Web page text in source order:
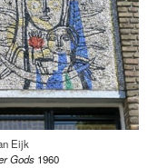
Eijk
Gods 1960